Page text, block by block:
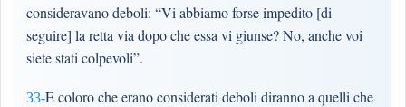
consideravano deboli: “Vi abbiamo forse impedito [di
seguire] la retta via dopo che essa vi giunse? No, anche voi
siete stati colpevoli”.
33-E coloro che erano considerati deboli diranno a quelli che